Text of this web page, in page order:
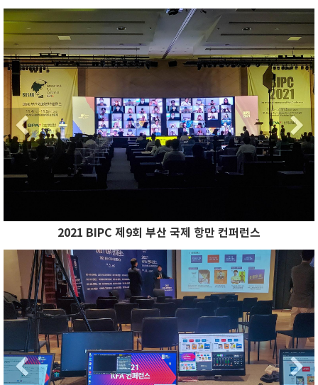
Previous
Previous
2021 BIPC 제9회 부산 국제 항만 컨퍼런스
Previous
Previous